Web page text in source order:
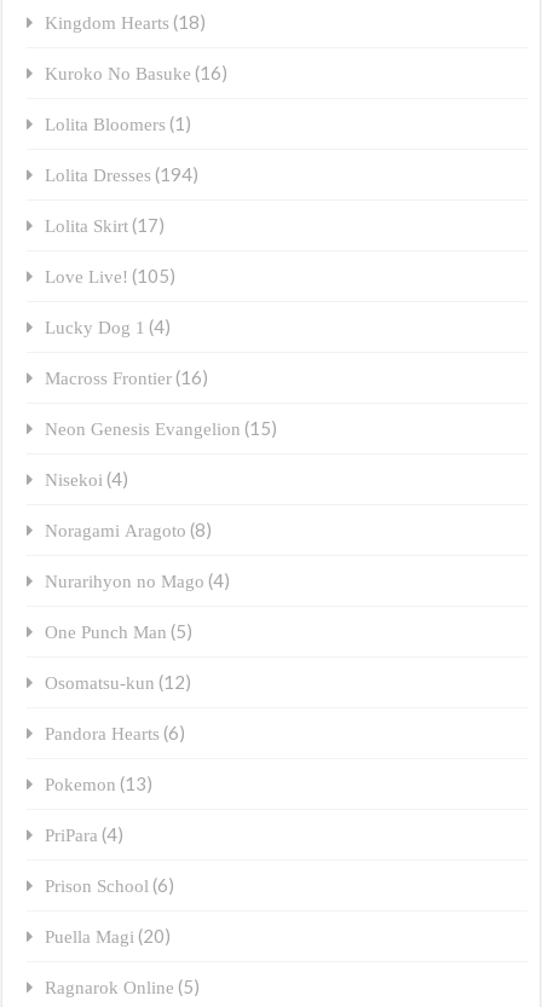
Kingdom Hearts (18)
Kuroko No Basuke (16)
Lolita Bloomers (1)
Lolita Dresses (194)
Lolita Skirt (17)
Love Live! (105)
Lucky Dog 1 (4)
Macross Frontier (16)
Neon Genesis Evangelion (15)
Nisekoi (4)
Noragami Aragoto (8)
Nurarihyon no Mago (4)
One Punch Man (5)
Osomatsu-kun (12)
Pandora Hearts (6)
Pokemon (13)
PriPara (4)
Prison School (6)
Puella Magi (20)
Ragnarok Online (5)